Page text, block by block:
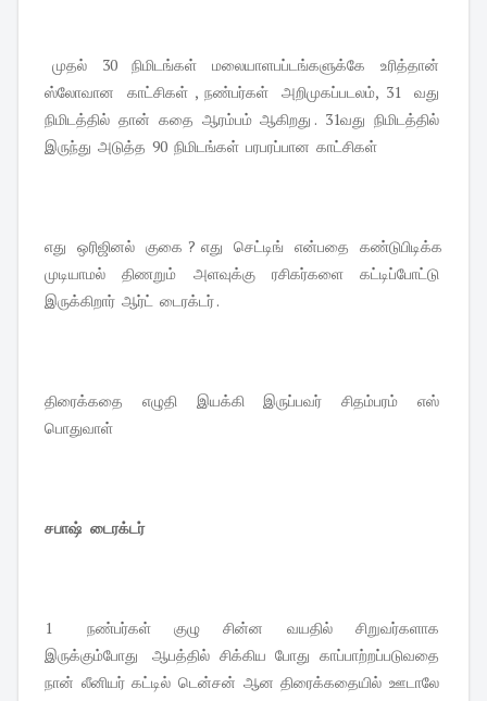
முதல் 30 நிமிடங்கள் மலையாளபப்டங்களுக்கே உரித்தான்
ஸ்லோவான காட்சிகள் , நண்பர்கள் அறிமுகப்படலம், 31 வது
நிமிடத்தில் தான் கதை ஆரம்பம் ஆகிறது . 31வது நிமிடத்தில்
இருந்து அடுத்த 90 நிமிடங்கள் பரபரப்பான காட்சிகள்
எது ஒரிஜினல் குகை ? எது செட்டிங் என்பதை கண்டுபிடிக்க
முடியாமல் திணறும் அளவுக்கு ரசிகர்களை கட்டிப்போட்டு
இருக்கிறார் ஆர்ட் டைரக்டர் .
திரைக்கதை எழுதி இயக்கி இருப்பவர் சிதம்பரம் எஸ்
பொதுவாள்
சபாஷ் டைரக்டர்
1 நண்பர்கள் குழு சின்ன வயதில் சிறுவர்களாக
இருக்கும்போது ஆபத்தில் சிக்கிய போது காப்பாற்றப்படுவதை
நான் லீனியர் கட்டில் டென்சன் ஆன திரைக்கதையில் ஊடாலே